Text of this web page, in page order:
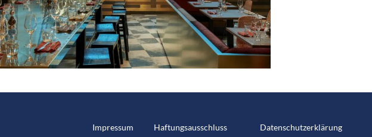
Impressum Haftungsausschluss Datenschutzerklärung